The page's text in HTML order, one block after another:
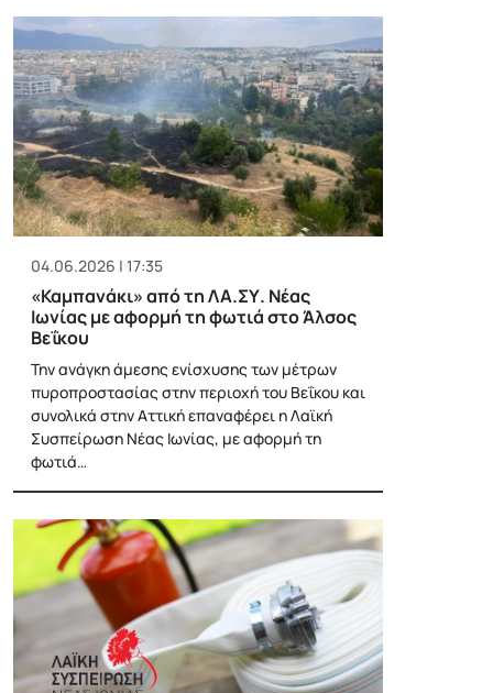
04.06.2026 | 17:35
«Καμπανάκι» από τη ΛΑ.ΣΥ. Νέας
Ιωνίας με αφορμή τη φωτιά στο Άλσος
Βεΐκου
Την ανάγκη άμεσης ενίσχυσης των μέτρων
πυροπροστασίας στην περιοχή του Βεΐκου και
συνολικά στην Αττική επαναφέρει η Λαϊκή
Συσπείρωση Νέας Ιωνίας, με αφορμή τη
φωτιά…